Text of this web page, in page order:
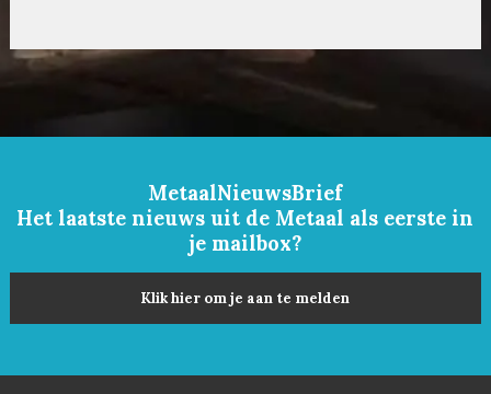
MetaalNieuwsBrief
Het laatste nieuws uit de Metaal als eerste in
je mailbox?
Klik hier om je aan te melden